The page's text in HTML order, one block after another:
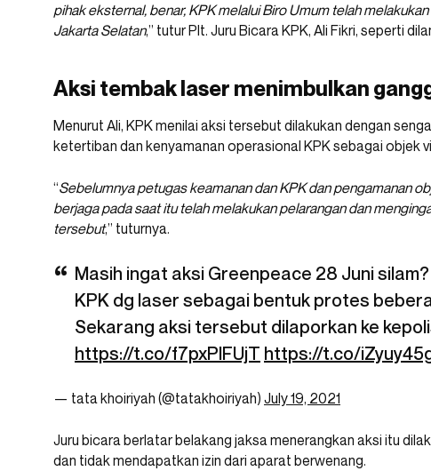
pihak eksternal, benar, KPK melalui Biro Umum telah
Jakarta Selatan,” tutur Plt. Juru Bicara KPK, Ali Fikri, seperti
Aksi tembak laser menimbulkan
Menurut Ali, KPK menilai aksi tersebut dilakukan dengan
ketertiban dan kenyamanan operasional KPK sebagai objek
“Sebelumnya petugas keamanan dan KPK dan pengamanan
berjaga pada saat itu telah melakukan pelarangan dan
tersebut,” tuturnya.
Masih ingat aksi Greenpeace 28 Juni
KPK dg laser sebagai bentuk protes
Sekarang aksi tersebut dilaporkan ke
https://t.co/f7pxPlFUjT https://t.co/
— tata khoiriyah (@tatakhoiriyah) July 19, 2021
Juru bicara berlatar belakang jaksa menerangkan aksi itu
dan tidak mendapatkan izin dari aparat berwenang.